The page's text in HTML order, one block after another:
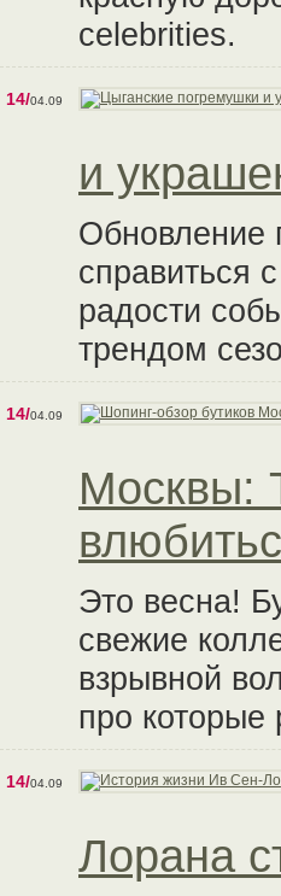
celebrities.
14/04.09
и
Обновление
справиться
радости
трендом
14/04.09
Москвы:
Это весна!
свежие
взрывной
про
14/04.09
Лорана